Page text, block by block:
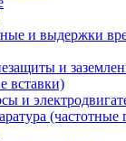
и выдержки
и
вставки)
и
(частотные